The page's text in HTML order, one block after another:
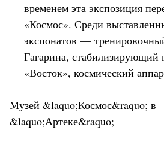
временем эта экспозиция
«Космос». Среди
экспонатов —
Гагарина, стабилизирующий
«Восток», космический
Музей &laquo;Космос&raquo; в
&laquo;Артеке&raquo;